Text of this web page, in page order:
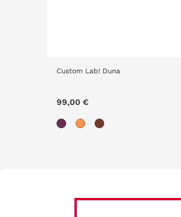
Custom Lab! Duna
99,00 €